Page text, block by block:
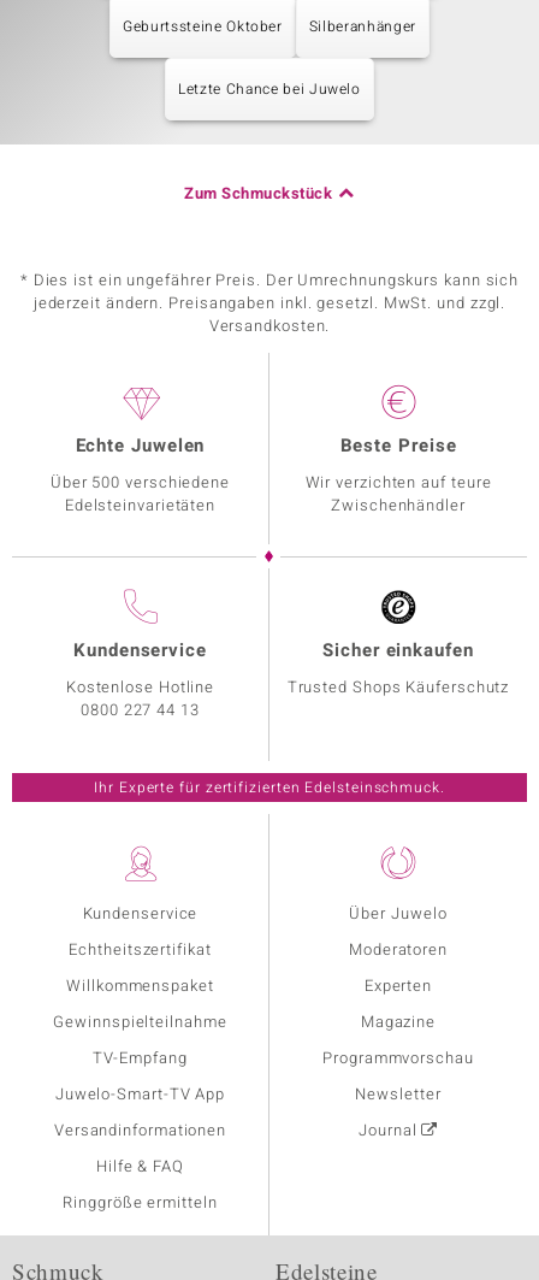
Geburtssteine Oktober Silberanhänger
Letzte Chance bei Juwelo
Zum Schmuckstück
* Dies ist ein ungefährer Preis. Der Umrechnungskurs kann sich
jederzeit ändern. Preisangaben inkl. gesetzl. MwSt. und zzgl.
Versandkosten.
Kundenservice
Echtheitszertifikat
Willkommenspaket
Gewinnspielteilnahme
TV-Empfang
Juwelo-Smart-TV App
Versandinformationen
Hilfe & FAQ
Ringgröße ermitteln
Über Juwelo
Moderatoren
Experten
Magazine
Programmvorschau
Newsletter
Journal
Echte Juwelen
Über 500 verschiedene
Edelsteinvarietäten
Beste Preise
Wir verzichten auf teure
Zwischenhändler
Kundenservice
Kostenlose Hotline
0800 227 44 13
Sicher einkaufen
Trusted Shops Käuferschutz
Ihr Experte für zertifizierten Edelsteinschmuck.
Schmuck Edelsteine